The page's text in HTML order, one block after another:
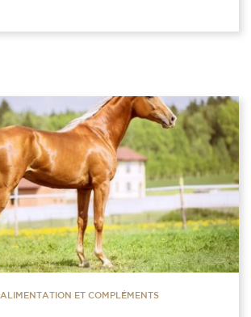
ALIMENTATION ET COMPLÉMENTS